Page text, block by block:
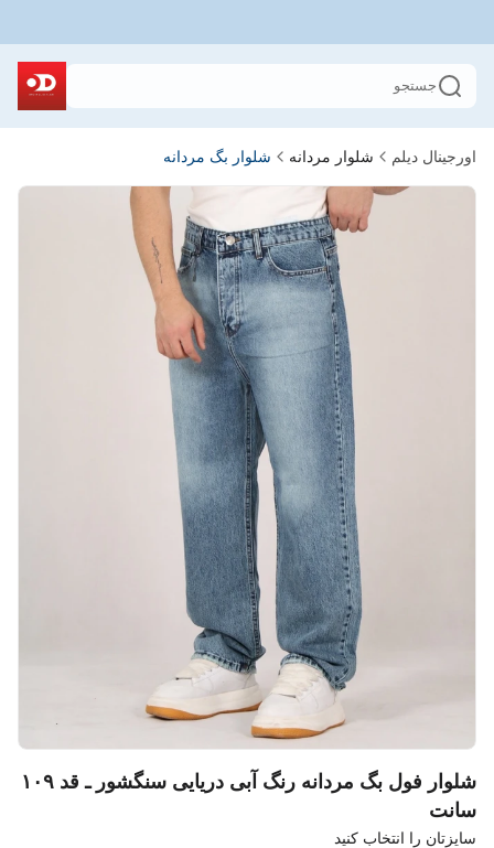
جستجو
اورجینال دیلم شلوار مردانه شلوار بگ مردانه
شلوار فول بگ مردانه رنگ آبی دریایی سنگشور ـ قد ۱۰۹
سانت
سایزتان را انتخاب کنید